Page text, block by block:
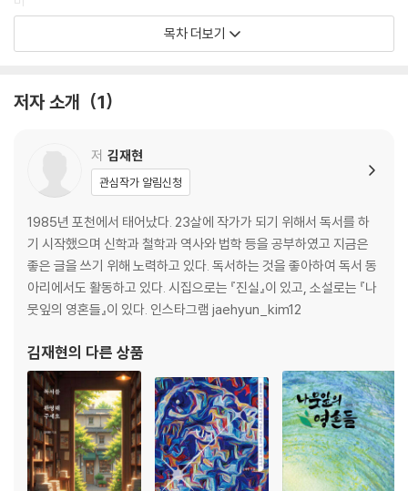
별과 웃음과 진실
하늘
안개꽃
시체
익명
이무기
무관심
진심
창고
팔자
타이밍
물수제비
왜곡
목차 더보기
저자 소개 1
저 김재현
관심작가 알림신청
1985년 포천에서 태어났다. 23살에 작가가 되기 위해서 독서를 하
기 시작했으며 신학과 철학과 역사와 법학 등을 공부하였고 지금은
좋은 글을 쓰기 위해 노력하고 있다. 독서하는 것을 좋아하여 독서 동
아리에서도 활동하고 있다. 시집으로는 『진실』이 있고, 소설로는 『나
뭇잎의 영혼들』이 있다. 인스타그램 jaehyun_kim12
김재현의 다른 상품